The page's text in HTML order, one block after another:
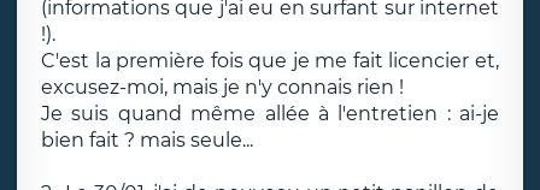
(informations que j'ai eu en surfant sur internet
!).
C'est la première fois que je me fait licencier et,
excusez-moi, mais je n'y connais rien !
Je suis quand même allée à l'entretien : ai-je
bien fait ? mais seule...